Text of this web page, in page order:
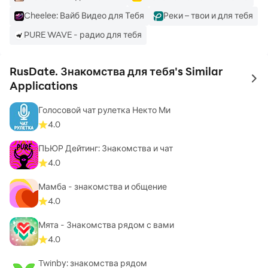
- Виртуальные подарки демонстрируют внимание и
симпатию к собеседнику.
- Умный ассистент с готовыми фразами для начала
беседы помогает легко начать общение и повышает
шанс получить ответ.
Приватность и безопасность:
- Режим «Невидимка» позволяет оставаться
незамеченными при поиске и просмотре анкет.
- Ручная проверка фото и профилей опытными
модераторами помогает оставлять в приложении
только .
- Верификация в 4 этапа — фото, e-mail, номер
телефона и социальные сети — гарантируют
общение только с настоящими людьми.
Cheelee: Вайб Видео для Тебя
Реки – твои и для тебя
PURE WAVE - радио для тебя
RusDate. Знакомства для тебя's Similar
Applications
to
Голосовой чат рулетка Некто Ми
4.0
ПЬЮР Дейтинг: Знакомства и чат
4.0
Мамба - знакомства и общение
4.0
Мята - Знакомства рядом с вами
4.0
Twinby: знакомства рядом